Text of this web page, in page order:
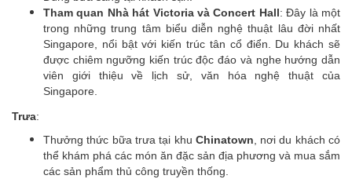
Tham quan Nhà hát Victoria và Concert Hall: Đây là một
trong những trung tâm biểu diễn nghệ thuật lâu đời nhất
Singapore, nổi bật với kiến trúc tân cổ điển. Du khách sẽ
được chiêm ngưỡng kiến trúc độc đáo và nghe hướng dẫn
viên giới thiệu về lịch sử, văn hóa nghệ thuật của
Singapore.
Trưa:
Thưởng thức bữa trưa tại khu Chinatown , nơi du khách có
thể khám phá các món ăn đặc sản địa phương và mua sắm
các sản phẩm thủ công truyền thống.